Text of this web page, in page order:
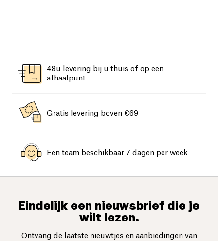
48u levering bij u thuis of op een
afhaalpunt
Gratis levering boven €69
Een team beschikbaar 7 dagen per week
Eindelijk een nieuwsbrief die je
wilt lezen.
Ontvang de laatste nieuwtjes en aanbiedingen van